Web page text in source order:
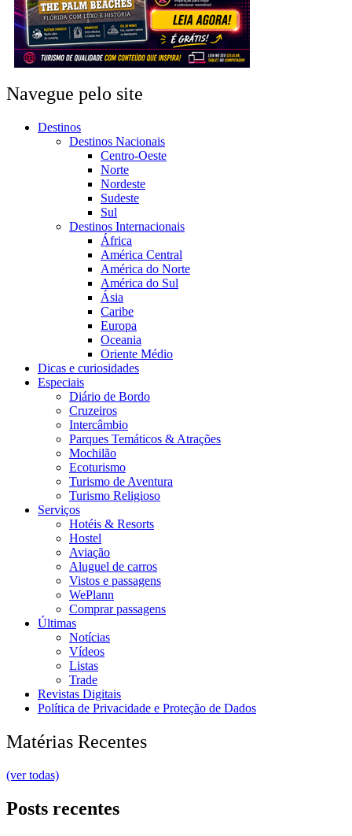
Navegue pelo site
Destinos
Destinos Nacionais
Centro-Oeste
Norte
Nordeste
Sudeste
Sul
Destinos Internacionais
África
América Central
América do Norte
América do Sul
Ásia
Caribe
Europa
Oceania
Oriente Médio
Dicas e curiosidades
Especiais
Diário de Bordo
Cruzeiros
Intercâmbio
Parques Temáticos & Atrações
Mochilão
Ecoturismo
Turismo de Aventura
Turismo Religioso
Serviços
Hotéis & Resorts
Hostel
Aviação
Aluguel de carros
Vistos e passagens
WePlann
Comprar passagens
Últimas
Notícias
Vídeos
Listas
Trade
Revistas Digitais
Política de Privacidade e Proteção de Dados
Matérias Recentes
(ver todas)
Posts recentes